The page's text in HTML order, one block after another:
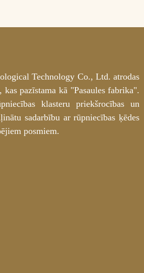
Technology Co., Ltd. atrodas
kas pazīstama kā "Pasaules fabrika".
klasteru priekšrocības un
sadarbību ar rūpniecības ķēdes
posmiem.